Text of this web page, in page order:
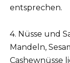
entsprechen.
4. Nüsse und
Mandeln,
Cashewnüsse